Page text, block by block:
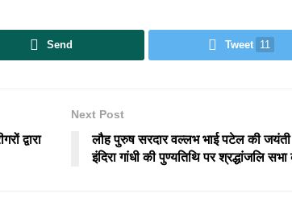
Send Tweet 11
द्वारा
Next Post
लौह पुरुष सरदार वल्लभ भाई पटेल की
इंदिरा गांधी की पुण्यतिथि पर श्रद्धांजलि